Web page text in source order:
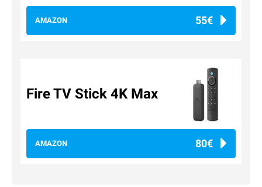
AMAZON 55€
Fire TV Stick 4K Max
AMAZON 80€